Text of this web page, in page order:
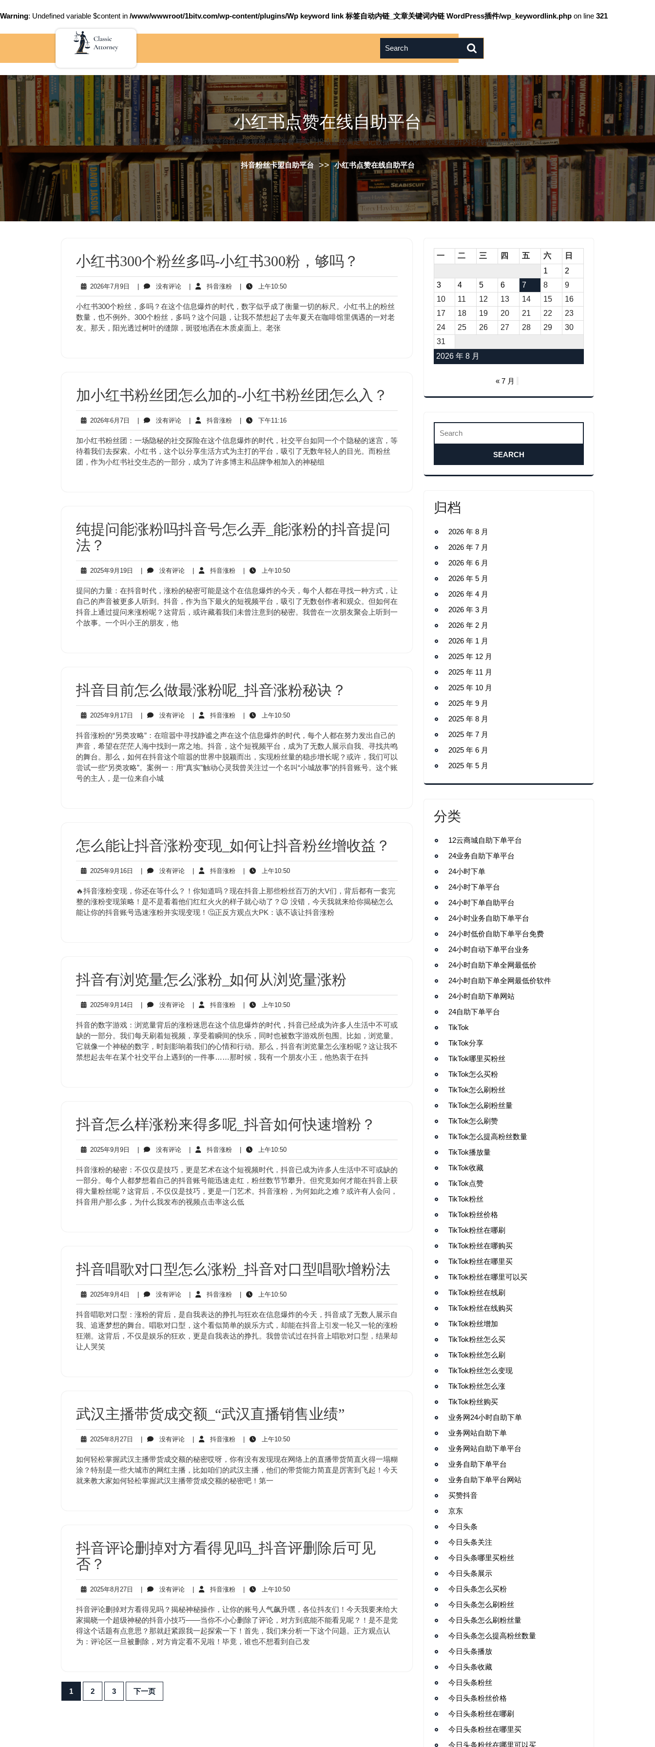
Warning: Undefined variable $content in /www/wwwroot/1bitv.com/wp-content/plugins/Wp keyword link 标签自动内链_文章关键词内链 WordPress插件/wp_keywordlink.php on line 321
小红书点赞在线自助平台
在线即时下单的小红书点赞平台提供多规格点赞套餐与实时投放监控满足笔记数据即时优化需求快速提升内容传播初始热度。
抖音粉丝卡盟自助平台 >> 小红书点赞在线自助平台
小红书300个粉丝多吗-小红书300粉，够吗？
2026年7月9日
2026
年
7
月
9
日
没有评论没
有
评
论
抖音涨粉抖
音
涨
粉
上午10:50上
午
10:50
小红书300个粉丝，多吗？在这个信息爆炸的时代，数字似乎成了衡量一切的标尺。小红书上的粉丝
数量，也不例外。300个粉丝，多吗？这个问题，让我不禁想起了去年夏天在咖啡馆里偶遇的一对老
友。那天，阳光透过树叶的缝隙，斑驳地洒在木质桌面上。老张
加小红书粉丝团怎么加的-小红书粉丝团怎么入？
2026年6月7日
2026
年
6
7
日
没有评论没
有
评
论
抖音涨粉抖
音
涨
粉
下午11:16下
午
11:16
加小红书粉丝团：一场隐秘的社交探险在这个信息爆炸的时代，社交平台如同一个个隐秘的迷宫，等
待着我们去探索。小红书，这个以分享生活方式为主打的平台，吸引了无数年轻人的目光。而粉丝
团，作为小红书社交生态的一部分，成为了许多博主和品牌争相加入的神秘组
纯提问能涨粉吗抖音号怎么弄_能涨粉的抖音提问
法？
2025年9月19日
2025
年
9
月
19
日
没有评论没
有
评
论
抖音涨粉抖
音
涨
粉
上午10:50上
午
10:50
提问的力量：在抖音时代，涨粉的秘密可能是这个在信息爆炸的今天，每个人都在寻找一种方式，让
自己的声音被更多人听到。抖音，作为当下最火的短视频平台，吸引了无数创作者和观众。但如何在
抖音上通过提问来涨粉呢？这背后，或许藏着我们未曾注意到的秘密。我曾在一次朋友聚会上听到一
个故事。一个叫小王的朋友，他
抖音目前怎么做最涨粉呢_抖音涨粉秘诀？
2025年9月17日
2025
年
9
月
17
日
没有评论没
有
评
论
抖音涨粉抖
音
涨
粉
上午10:50上
午
10:50
抖音涨粉的“另类攻略”：在喧嚣中寻找静谧之声在这个信息爆炸的时代，每个人都在努力发出自己的
声音，希望在茫茫人海中找到一席之地。抖音，这个短视频平台，成为了无数人展示自我、寻找共鸣
的舞台。那么，如何在抖音这个喧嚣的世界中脱颖而出，实现粉丝量的稳步增长呢？或许，我们可以
尝试一些“另类攻略”。案例一：用“真实”触动心灵我曾关注过一个名叫“小城故事”的抖音账号。这个账
号的主人，是一位来自小城
怎么能让抖音涨粉变现_如何让抖音粉丝增收益？
2025年9月16日
2025
年
9
月
16
日
没有评论没
有
评
论
抖音涨粉抖
音
涨
粉
上午10:50上
午
10:50
🔥抖音涨粉变现，你还在等什么？！你知道吗？现在抖音上那些粉丝百万的大V们，背后都有一套完
整的涨粉变现策略！是不是看着他们红红火火的样子就心动了？😉 没错，今天我就来给你揭秘怎么
能让你的抖音账号迅速涨粉并实现变现！🤔正反方观点大PK：该不该让抖音涨粉
抖音有浏览量怎么涨粉_如何从浏览量涨粉
2025年9月14日
2025
年
9
月
14
日
没有评论没
有
评
论
抖音涨粉抖
音
涨
粉
上午10:50上
午
10:50
抖音的数字游戏：浏览量背后的涨粉迷思在这个信息爆炸的时代，抖音已经成为许多人生活中不可或
缺的一部分。我们每天刷着短视频，享受着瞬间的快乐，同时也被数字游戏所包围。比如，浏览量。
它就像一个神秘的数字，时刻影响着我们的心情和行动。那么，抖音有浏览量怎么涨粉呢？这让我不
禁想起去年在某个社交平台上遇到的一件事……那时候，我有一个朋友小王，他热衷于在抖
抖音怎么样涨粉来得多呢_抖音如何快速增粉？
2025年9月9日
2025
年
9
月
9
日
没有评论没
有
评
论
抖音涨粉抖
音
涨
粉
上午10:50上
午
10:50
抖音涨粉的秘密：不仅仅是技巧，更是艺术在这个短视频时代，抖音已成为许多人生活中不可或缺的
一部分。每个人都梦想着自己的抖音账号能迅速走红，粉丝数节节攀升。但究竟如何才能在抖音上获
得大量粉丝呢？这背后，不仅仅是技巧，更是一门艺术。抖音涨粉，为何如此之难？或许有人会问，
抖音用户那么多，为什么我发布的视频点击率这么低
抖音唱歌对口型怎么涨粉_抖音对口型唱歌增粉法
2025年9月4日
2025
年
9
月
4
日
没有评论没
有
评
论
抖音涨粉抖
音
涨
粉
上午10:50上
午
10:50
抖音唱歌对口型：涨粉的背后，是自我表达的挣扎与狂欢在信息爆炸的今天，抖音成了无数人展示自
我、追逐梦想的舞台。唱歌对口型，这个看似简单的娱乐方式，却能在抖音上引发一轮又一轮的涨粉
狂潮。这背后，不仅是娱乐的狂欢，更是自我表达的挣扎。我曾尝试过在抖音上唱歌对口型，结果却
让人哭笑
武汉主播带货成交额_“武汉直播销售业绩”
2025年8月27日
2025
年
8
月
27
日
没有评论没
有
评
论
抖音涨粉抖
音
涨
粉
上午10:50上
午
10:50
如何轻松掌握武汉主播带货成交额的秘密哎呀，你有没有发现现在网络上的直播带货简直火得一塌糊
涂？特别是一些大城市的网红主播，比如咱们的武汉主播，他们的带货能力简直是厉害到飞起！今天
就来教大家如何轻松掌握武汉主播带货成交额的秘密吧！第一
抖音评论删掉对方看得见吗_抖音评删除后可见
否？
2025年8月27日
2025
年
8
月
27
日
没有评论没
有
评
论
抖音涨粉抖
音
涨
粉
上午10:50上
午
10:50
抖音评论删掉对方看得见吗？揭秘神秘操作，让你的账号人气飙升嘿，各位抖友们！今天我要来给大
家揭晓一个超级神秘的抖音小技巧——当你不小心删除了评论，对方到底能不能看见呢？！是不是觉
得这个话题有点意思？那就赶紧跟我一起探索一下！首先，我们来分析一下这个问题。正方观点认
为：评论区一旦被删除，对方肯定看不见啦！毕竟，谁也不想看到自己发
文
1 2 3 下一页
2026 年 8 月
一 二 三 四 五 六
日
1
2
3
4 5 6 7 8
9
10
11 12 13 14 15
16
17
18 19 20 21 22
23
24
25 26 27 28 29
30
31
« 7 月
归档
2026 年 8 月
2026 年 7 月
2026 年 6 月
2026 年 5 月
2026 年 4 月
2026 年 3 月
2026 年 2 月
2026 年 1 月
2025 年 12 月
2025 年 11 月
2025 年 10 月
2025 年 9 月
2025 年 8 月
2025 年 7 月
2025 年 6 月
2025 年 5 月
分类
12云商城自助下单平台
24业务自助下单平台
24小时下单
24小时下单平台
24小时下单自助平台
24小时业务自助下单平台
24小时低价自助下单平台免费
24小时自动下单平台业务
24小时自助下单全网最低价
24小时自助下单全网最低价软件
24小时自助下单网站
24自助下单平台
TikTok
TikTok分享
TikTok哪里买粉丝
TikTok怎么买粉
TikTok怎么刷粉丝
TikTok怎么刷粉丝量
TikTok怎么刷赞
TikTok怎么提高粉丝数量
TikTok播放量
TikTok收藏
TikTok点赞
TikTok粉丝
TikTok粉丝价格
TikTok粉丝在哪刷
TikTok粉丝在哪购买
TikTok粉丝在哪里买
TikTok粉丝在哪里可以买
TikTok粉丝在线刷
TikTok粉丝在线购买
TikTok粉丝增加
TikTok粉丝怎么买
TikTok粉丝怎么刷
TikTok粉丝怎么变现
TikTok粉丝怎么涨
TikTok粉丝购买
业务网24小时自助下单
业务网站自助下单
业务网站自助下单平台
业务自助下单平台
业务自助下单平台网站
买赞抖音
京东
今日头条
今日头条关注
今日头条哪里买粉丝
今日头条展示
今日头条怎么买粉
今日头条怎么刷粉丝
今日头条怎么刷粉丝量
今日头条怎么提高粉丝数量
今日头条播放
今日头条收藏
今日头条粉丝
今日头条粉丝价格
今日头条粉丝在哪刷
今日头条粉丝在哪里买
今日头条粉丝在哪里可以买